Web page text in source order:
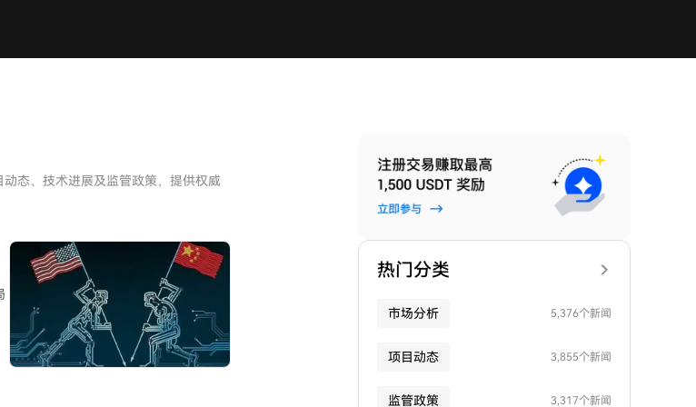
态、技术进展及监管政策，提供权威
热门分类
市场分析 5,376个新闻
项目动态 3,855个新闻
监管政策 3,317个新闻